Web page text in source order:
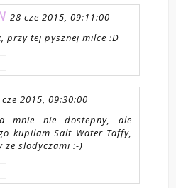
28 cze 2015, 09:11:00
przy tej pysznej milce :D
2015, 09:30:00
mnie nie dostepny, ale
kupilam Salt Water Taffy,
ze slodyczami :-)